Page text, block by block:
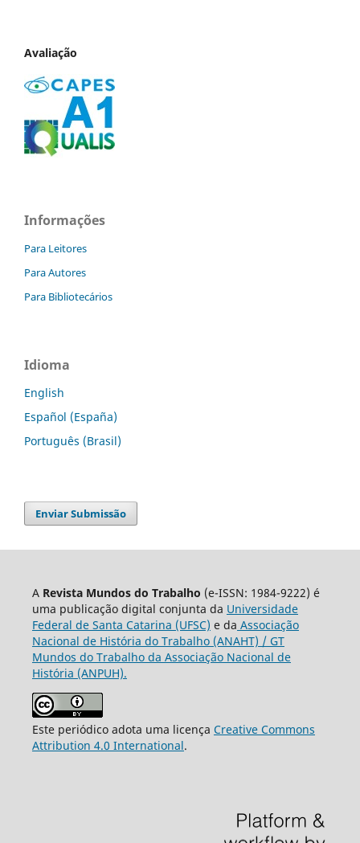
Avaliação
Informações
Para Leitores
Para Autores
Para Bibliotecários
Idioma
English
Español (España)
Português (Brasil)
Enviar Submissão
A Revista Mundos do Trabalho (e-ISSN: 1984-9222) é
uma publicação digital conjunta da Universidade
Federal de Santa Catarina (UFSC) e da Associação
Nacional de História do Trabalho (ANAHT) / GT
Mundos do Trabalho da Associação Nacional de
História (ANPUH).
Este periódico adota uma licença Creative Commons
Attribution 4.0 International.